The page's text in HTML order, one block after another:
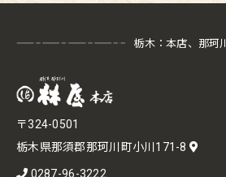
栃木：本店、那珂川
〒324-0501
栃木県那須郡那珂川町小川171-8
0287-96-3222